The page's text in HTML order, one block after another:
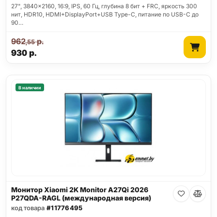
27", 3840x2160, 16:9, IPS, 60 Гц, глубина 8 бит + FRC, яркость 300
нит, HDR10, HDMI+DisplayPort+USB Type-C, питание по USB-C до
90…
930р.
962,55р.
В наличии
Монитор Xiaomi 2K Monitor A27Qi 2026
P27QDA-RAGL (международная версия)
код товара #11776495